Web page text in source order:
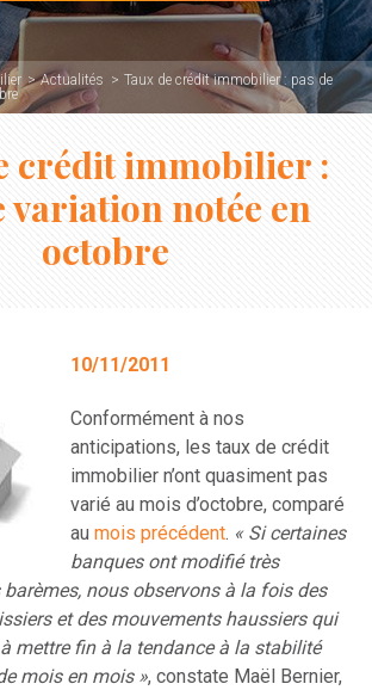
Actualités
Taux de crédit immobilier : pas de
crédit immobilier :
variation notée en
octobre
10/11/2011
Conformément à nos
anticipations, les taux de crédit
immobilier n’ont quasiment pas
varié au mois d’octobre, comparé
au mois précédent. « Si certaines
banques ont modifié très
barèmes, nous observons à la fois des
et des mouvements haussiers qui
mettre fin à la tendance à la stabilité
mois en mois », constate Maël Bernier,